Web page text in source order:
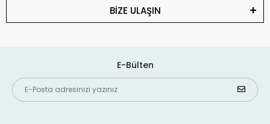
BİZE ULAŞIN
E-Bülten